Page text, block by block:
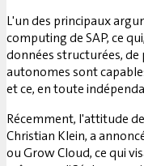
L'un des principaux
computing de SAP, ce
données structurées, de
autonomes sont
et ce, en toute
Récemment, l'attitude
Christian Klein, a
ou Grow Cloud, ce qui